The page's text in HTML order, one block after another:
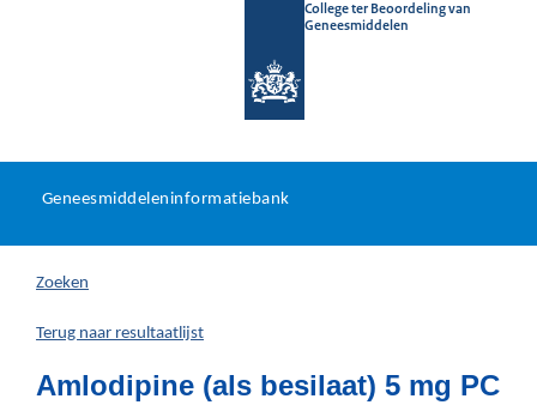
College ter Beoordeling van
Geneesmiddelen
U
hier:
Geneesmiddeleninformatiebank
Zoeken
Terug naar resultaatlijst
Amlodipine (als besilaat) 5 mg PC